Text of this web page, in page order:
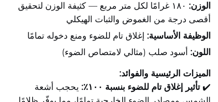
الوزن:
١٨٠ غرامًا لكل متر مربع — كثيفة الوزن لتحقيق
أقصى درجة من الغموض والثبات الهيكلي
الوظيفة الأساسية: إغلاق تام للضوء ومنع دخوله تمامًا
اللون: أسود صلب (مثالي لامتصاص الضوء)
الميزات الرئيسية والفوائد:
✔️تأثير إغلاق تام للضوء بنسبة ١٠٠٪:
يحجب أشعة